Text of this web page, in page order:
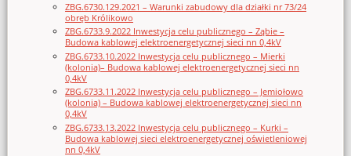
ZBG.6730.129.2021 – Warunki zabudowy dla działki nr 73/24
obręb Królikowo
ZBG.6733.9.2022 Inwestycja celu publicznego – Ząbie –
Budowa kablowej elektroenergetycznej sieci nn 0,4kV
ZBG.6733.10.2022 Inwestycja celu publicznego – Mierki
(kolonia)– Budowa kablowej elektroenergetycznej sieci nn
0,4kV
ZBG.6733.11.2022 Inwestycja celu publicznego – Jemiołowo
(kolonia) – Budowa kablowej elektroenergetycznej sieci nn
0,4kV
ZBG.6733.13.2022 Inwestycja celu publicznego – Kurki –
Budowa kablowej sieci elektroenergetycznej oświetleniowej
nn 0,4kV